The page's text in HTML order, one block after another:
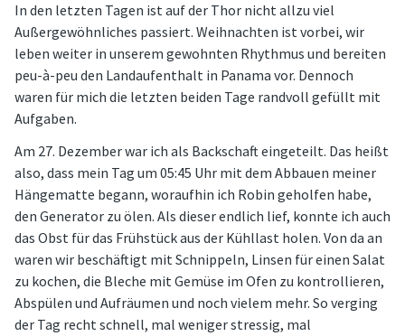
In den letzten Tagen ist auf der Thor nicht allzu viel
Außergewöhnliches passiert. Weihnachten ist vorbei, wir
leben weiter in unserem gewohnten Rhythmus und bereiten
peu-à-peu den Landaufenthalt in Panama vor. Dennoch
waren für mich die letzten beiden Tage randvoll gefüllt mit
Aufgaben.
Am 27. Dezember war ich als Backschaft eingeteilt. Das heißt
also, dass mein Tag um 05:45 Uhr mit dem Abbauen meiner
Hängematte begann, woraufhin ich Robin geholfen habe,
den Generator zu ölen. Als dieser endlich lief, konnte ich auch
das Obst für das Frühstück aus der Kühllast holen. Von da an
waren wir beschäftigt mit Schnippeln, Linsen für einen Salat
zu kochen, die Bleche mit Gemüse im Ofen zu kontrollieren,
Abspülen und Aufräumen und noch vielem mehr. So verging
der Tag recht schnell, mal weniger stressig, mal